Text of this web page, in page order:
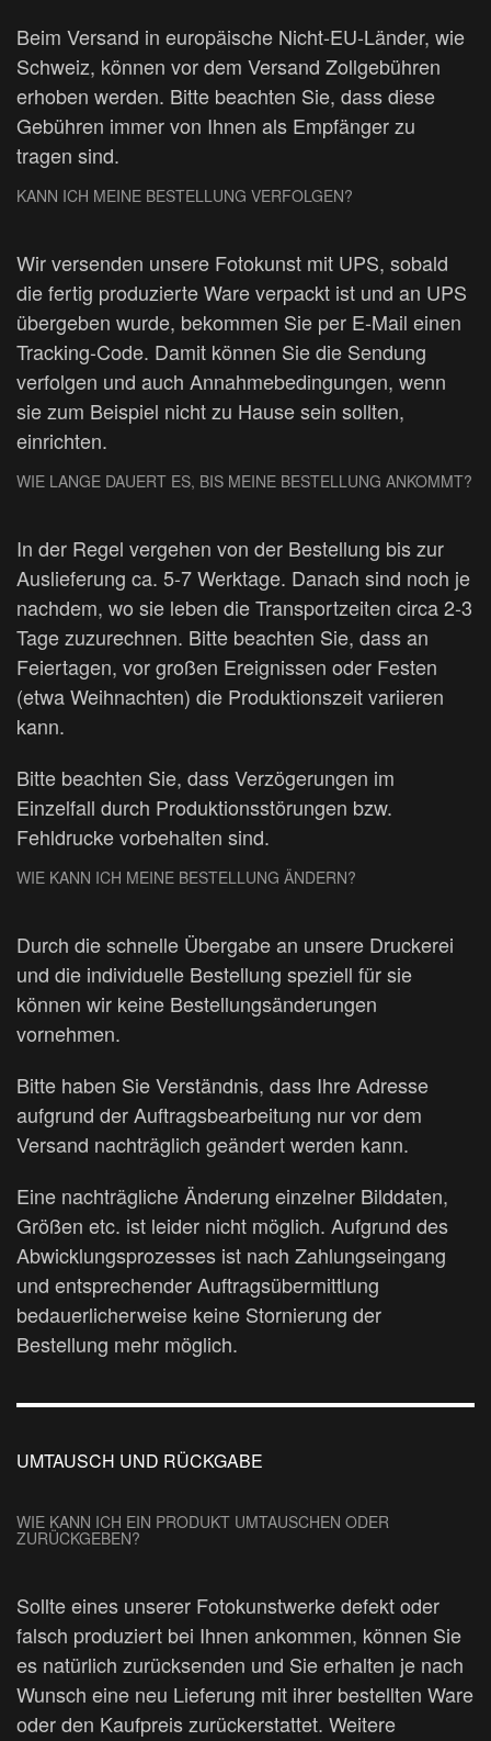
Beim Versand in europäische Nicht-EU-Länder, wie
Schweiz, können vor dem Versand Zollgebühren
erhoben werden. Bitte beachten Sie, dass diese
Gebühren immer von Ihnen als Empfänger zu
tragen sind.
KANN ICH MEINE BESTELLUNG VERFOLGEN?
Wir versenden unsere Fotokunst mit UPS, sobald
die fertig produzierte Ware verpackt ist und an UPS
übergeben wurde, bekommen Sie per E-Mail einen
Tracking-Code. Damit können Sie die Sendung
verfolgen und auch Annahmebedingungen, wenn
sie zum Beispiel nicht zu Hause sein sollten,
einrichten.
WIE LANGE DAUERT ES, BIS MEINE BESTELLUNG ANKOMMT?
In der Regel vergehen von der Bestellung bis zur
Auslieferung ca. 5-7 Werktage. Danach sind noch je
nachdem, wo sie leben die Transportzeiten circa 2-3
Tage zuzurechnen. Bitte beachten Sie, dass an
Feiertagen, vor großen Ereignissen oder Festen
(etwa Weihnachten) die Produktionszeit variieren
kann.
Bitte beachten Sie, dass Verzögerungen im
Einzelfall durch Produktionsstörungen bzw.
Fehldrucke vorbehalten sind.
WIE KANN ICH MEINE BESTELLUNG ÄNDERN?
Durch die schnelle Übergabe an unsere Druckerei
und die individuelle Bestellung speziell für sie
können wir keine Bestellungsänderungen
vornehmen.
Bitte haben Sie Verständnis, dass Ihre Adresse
aufgrund der Auftragsbearbeitung nur vor dem
Versand nachträglich geändert werden kann.
Eine nachträgliche Änderung einzelner Bilddaten,
Größen etc. ist leider nicht möglich. Aufgrund des
Abwicklungsprozesses ist nach Zahlungseingang
und entsprechender Auftragsübermittlung
bedauerlicherweise keine Stornierung der
Bestellung mehr möglich.
UMTAUSCH UND RÜCKGABE
WIE KANN ICH EIN PRODUKT UMTAUSCHEN ODER
ZURÜCKGEBEN?
Sollte eines unserer Fotokunstwerke defekt oder
falsch produziert bei Ihnen ankommen, können Sie
es natürlich zurücksenden und Sie erhalten je nach
Wunsch eine neu Lieferung mit ihrer bestellten Ware
oder den Kaufpreis zurückerstattet. Weitere